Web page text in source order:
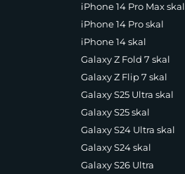
iPhone 14 Pro Max skal
iPhone 14 Pro skal
iPhone 14 skal
Galaxy Z Fold 7 skal
Galaxy Z Flip 7 skal
Galaxy S25 Ultra skal
Galaxy S25 skal
Galaxy S24 Ultra skal
Galaxy S24 skal
Galaxy S26 Ultra